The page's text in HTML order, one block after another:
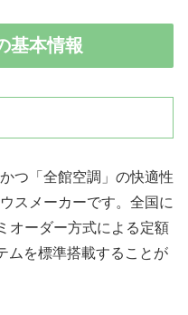
基本情報
つ「全館空調」の快適性
スメーカーです。全国に
オーダー方式による定額
ムを標準搭載することが